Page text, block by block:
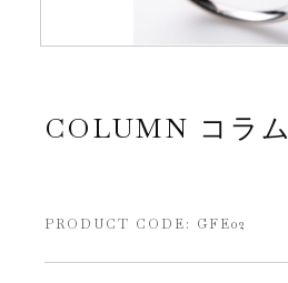
COLUMN コラム
PRODUCT CODE: GFE02